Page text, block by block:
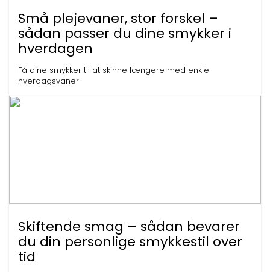
Små plejevaner, stor forskel –
sådan passer du dine smykker i
hverdagen
Få dine smykker til at skinne længere med enkle
hverdagsvaner
Skiftende smag – sådan bevarer
du din personlige smykkestil over
tid